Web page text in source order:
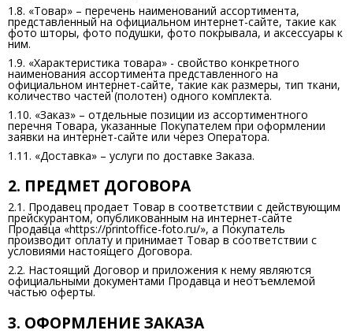
1.8. «Товар» – перечень наименований ассортимента,
представленный на официальном интернет-сайте, такие как
фото шторы, фото подушки, фото покрывала, и аксессуары к
ним.
1.9. «Характеристика товара» - свойство конкретного
наименования ассортимента представленного на
официальном интернет-сайте, такие как размеры, тип ткани,
количество частей (полотен) одного комплекта.
1.10. «Заказ» – отдельные позиции из ассортиментного
перечня Товара, указанные Покупателем при оформлении
заявки на интернет-сайте или через Оператора.
1.11. «Доставка» – услуги по доставке Заказа.
2. ПРЕДМЕТ ДОГОВОРА
2.1. Продавец продает Товар в соответствии с действующим
прейскурантом, опубликованным на интернет-сайте
Продавца «https://printoffice-foto.ru/», а Покупатель
производит оплату и принимает Товар в соответствии с
условиями настоящего Договора.
2.2. Настоящий Договор и приложения к нему являются
официальными документами Продавца и неотъемлемой
частью оферты.
3. ОФОРМЛЕНИЕ ЗАКАЗА